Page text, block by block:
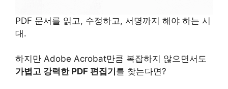
PDF 문서를 읽고, 수정하고, 서명까지 해야 하는 시
대.
하지만 Adobe Acrobat만큼 복잡하지 않으면서도
가볍고 강력한 PDF 편집기 를 찾는다면?